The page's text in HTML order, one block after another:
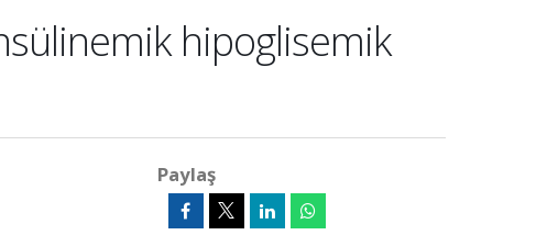
hipoglisemik
Paylaş